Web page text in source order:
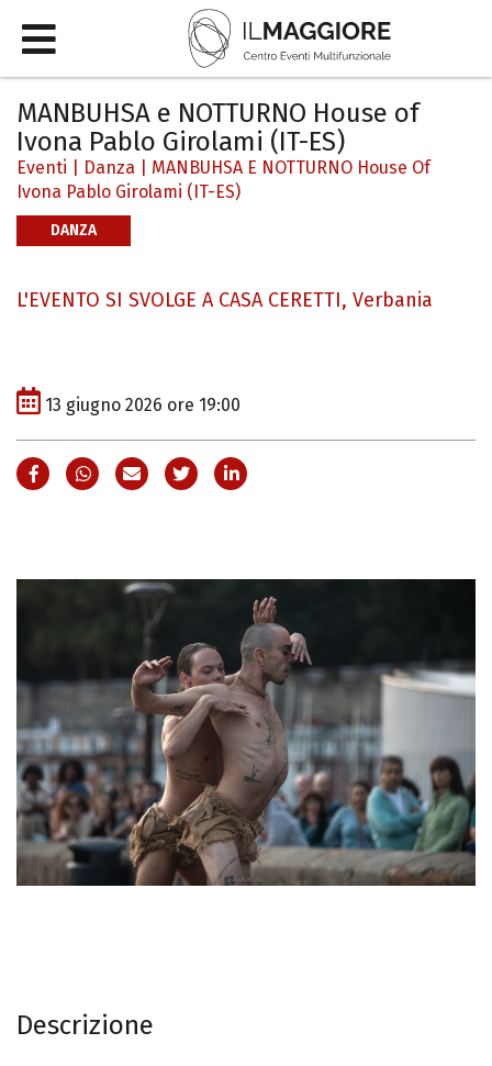
MANBUHSA e NOTTURNO House of
Ivona Pablo Girolami (IT-ES)
Eventi Danza
MANBUHSA E NOTTURNO House Of
Ivona Pablo Girolami (IT-ES)
DANZA
L'EVENTO SI SVOLGE A CASA CERETTI, Verbania
13 giugno 2026 ore 19:00
Descrizione